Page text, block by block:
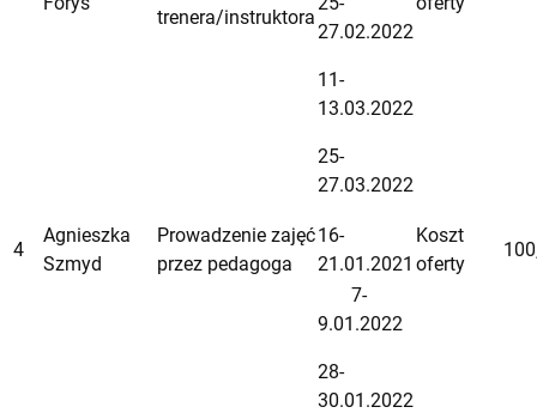
trenera/instruktora
27.02.2022
11-
13.03.2022
25-
27.03.2022
4
Agnieszka
Szmyd
Prowadzenie zajęć
przez pedagoga
16-
21.01.2021
Koszt
oferty
7-
9.01.2022
28-
30.01.2022